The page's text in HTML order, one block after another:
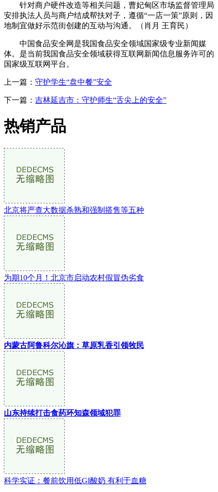
针对商户硬件改造等相关问题，曹妃甸区市场监督管理局
安排执法人员与商户结成帮扶对子，遵循“一店一策”原则，因
地制宜做好示范街创建的互动与沟通。（肖月 王育民）
中国食品安全网是我国食品安全领域国家级专业新闻媒
体。是当前我国食品安全领域获得互联网新闻信息服务许可的
国家级互联网平台。
上一篇： 守护学生“盘中餐”安全
下一篇： 吉林延吉市：守护师生“舌尖上的安全”
热销产品
北京将严查大数据杀熟和强制搭售等五种
为期10个月！北京市启动农村假冒伪劣食
内蒙古阿鲁科尔沁旗：草原乳香引领牧民
山东持续打击食药环知森领域犯罪
科学实证：餐前饮用低GI酸奶 有利于血糖